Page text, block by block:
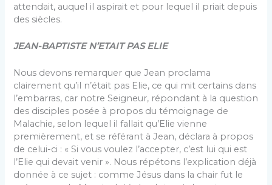
attendait, auquel il aspirait et pour lequel il priait depuis
des siècles.
JEAN-BAPTISTE N’ETAIT PAS ELIE
Nous devons remarquer que Jean proclama
clairement qu’il n’était pas Elie, ce qui mit certains dans
l’embarras, car notre Seigneur, répondant à la question
des disciples posée à propos du témoignage de
Malachie, selon lequel il fallait qu’Elie vienne
premièrement, et se référant à Jean, déclara à propos
de celui-ci : « Si vous voulez l’accepter, c’est lui qui est
l’Elie qui devait venir ». Nous répétons l’explication déjà
donnée à ce sujet : comme Jésus dans la chair fut le